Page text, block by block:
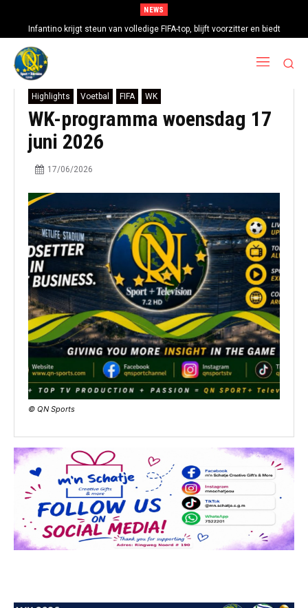
NEWS
Infantino krijgt steun van volledige FIFA-top, blijft voorzitter en biedt
excuses aan
Highlights Voetbal FIFA WK
WK-programma woensdag 17
juni 2026
17/06/2026
© QN Sports